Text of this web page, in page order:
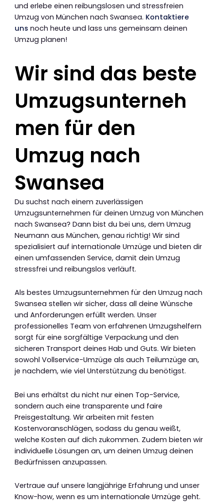
und erlebe einen reibungslosen und stressfreien
Umzug von München nach Swansea. Kontaktiere
uns noch heute und lass uns gemeinsam deinen
Umzug planen!
Wir sind das beste
Umzugsunterneh
men für den
Umzug nach
Swansea
Du suchst nach einem zuverlässigen
Umzugsunternehmen für deinen Umzug von München
nach Swansea? Dann bist du bei uns, dem Umzug
Neumann aus München, genau richtig! Wir sind
spezialisiert auf internationale Umzüge und bieten dir
einen umfassenden Service, damit dein Umzug
stressfrei und reibungslos verläuft.
Als bestes Umzugsunternehmen für den Umzug nach
Swansea stellen wir sicher, dass all deine Wünsche
und Anforderungen erfüllt werden. Unser
professionelles Team von erfahrenen Umzugshelfern
sorgt für eine sorgfältige Verpackung und den
sicheren Transport deines Hab und Guts. Wir bieten
sowohl Vollservice-Umzüge als auch Teilumzüge an,
je nachdem, wie viel Unterstützung du benötigst.
Bei uns erhältst du nicht nur einen Top-Service,
sondern auch eine transparente und faire
Preisgestaltung. Wir arbeiten mit festen
Kostenvoranschlägen, sodass du genau weißt,
welche Kosten auf dich zukommen. Zudem bieten wir
individuelle Lösungen an, um deinen Umzug deinen
Bedürfnissen anzupassen.
Vertraue auf unsere langjährige Erfahrung und unser
Know-how, wenn es um internationale Umzüge geht.